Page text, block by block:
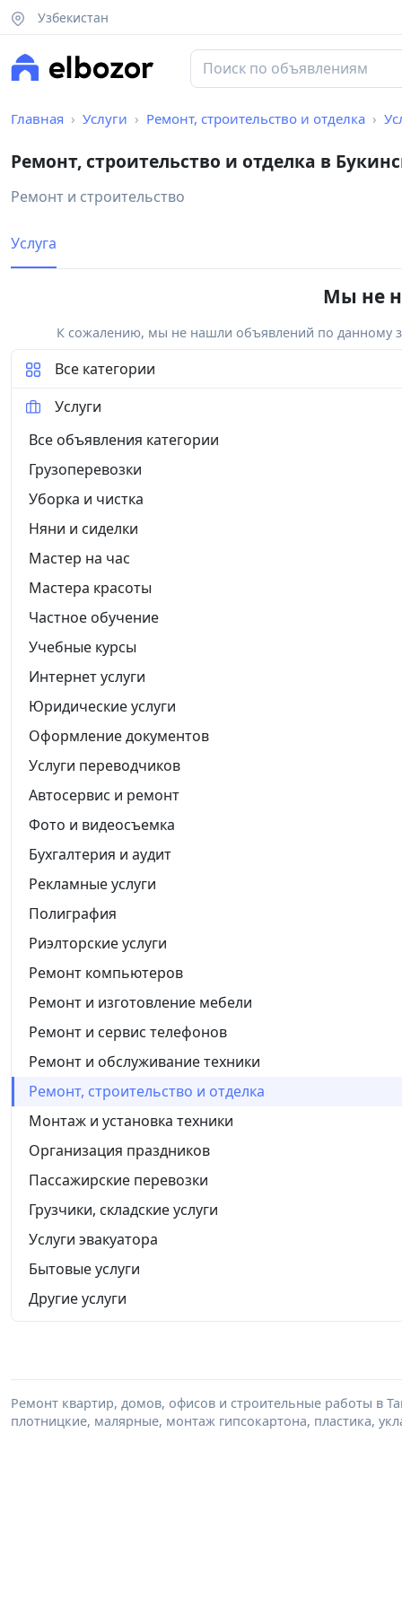
Узбекистан
Главная Услуги Ремонт, строительство и отделка
Ремонт, строительство и отделка в
Ремонт и строительство
Услуга
Мы не
К сожалению, мы не нашли объявлений по данному
Все категории
Услуги
Все объявления категории
Грузоперевозки
Уборка и чистка
Няни и сиделки
Мастер на час
Мастера красоты
Частное обучение
Учебные курсы
Интернет услуги
Юридические услуги
Оформление документов
Услуги переводчиков
Автосервис и ремонт
Фото и видеосъемка
Бухгалтерия и аудит
Рекламные услуги
Полиграфия
Риэлторские услуги
Ремонт компьютеров
Ремонт и изготовление мебели
Ремонт и сервис телефонов
Ремонт и обслуживание техники
Ремонт, строительство и отделка
Монтаж и установка техники
Организация праздников
Пассажирские перевозки
Грузчики, складские услуги
Услуги эвакуатора
Бытовые услуги
Другие услуги
Ремонт квартир, домов, офисов и строительные работы в
плотницкие, малярные, монтаж гипсокартона, пластика,